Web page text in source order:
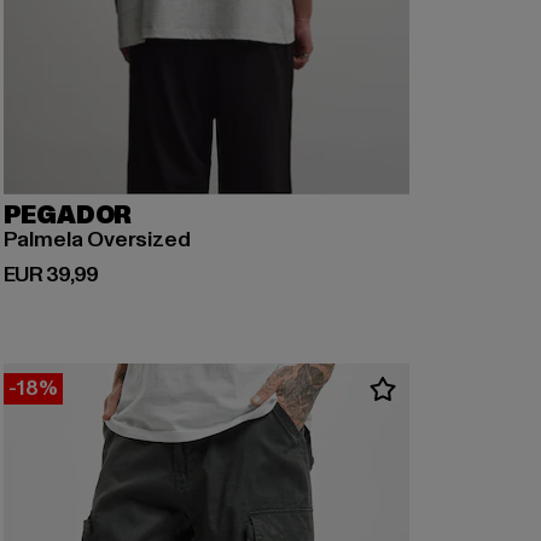
PEGADOR
Palmela Oversized
EUR 39,99
Derzeitiger Preis: EUR 39,99
-18%